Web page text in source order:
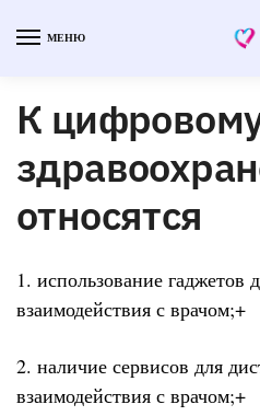
МЕНЮ
К
относятся
1. использование гаджетов
взаимодействия с врачом;+
2. наличие сервисов для
взаимодействия с врачом;+